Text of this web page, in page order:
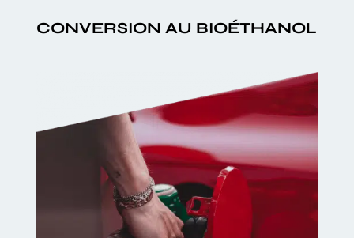
CONVERSION AU BIOÉTHANOL